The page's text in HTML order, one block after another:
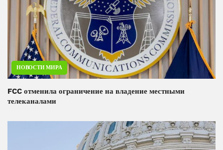
НОВОСТИ МИРА
FCC отменила ограничение на владение местными
телеканалами